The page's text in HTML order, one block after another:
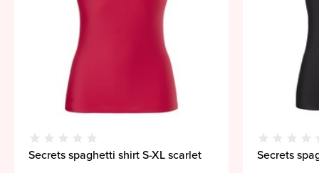
Secrets spaghetti shirt S-XL scarlet Secrets